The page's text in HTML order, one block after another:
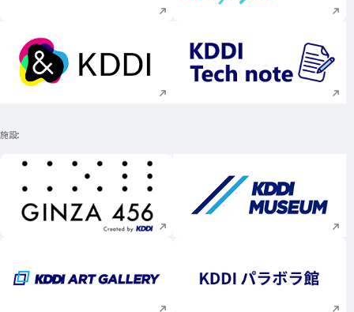
新規ウィンドウで開く 新規ウィンドウで
施設
新規ウィンドウで開く 新規ウィンドウで
新規ウィンドウで開く 新規ウィンドウで